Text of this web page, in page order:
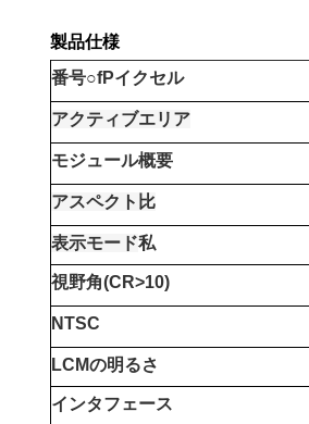
製品仕様
番号○fPイクセル
アクティブエリア
モジュール概要
アスペクト比
表示モード私
視野角(CR>10)
NTSC
LCMの明るさ
インタフェース